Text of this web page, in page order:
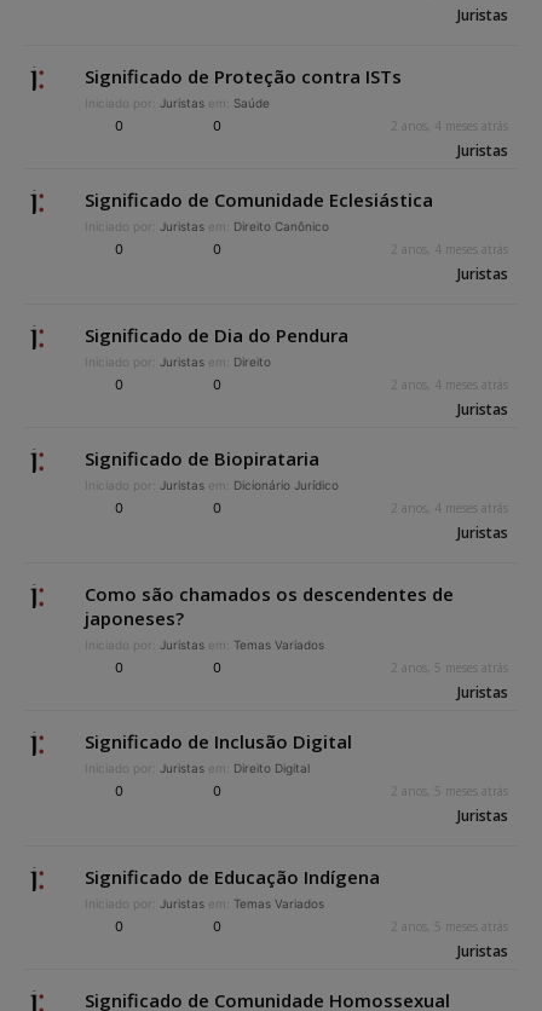
Juristas
Significado de Proteção contra ISTs
Iniciado por: Juristas em: Saúde
0 0 2 anos, 4 meses atrás
Juristas
Significado de Comunidade Eclesiástica
Iniciado por: Juristas em: Direito Canônico
0 0 2 anos, 4 meses atrás
Juristas
Significado de Dia do Pendura
Iniciado por: Juristas em: Direito
0 0 2 anos, 4 meses atrás
Juristas
Significado de Biopirataria
Iniciado por: Juristas em: Dicionário Jurídico
0 0 2 anos, 4 meses atrás
Juristas
Como são chamados os descendentes de
japoneses?
Iniciado por: Juristas em: Temas Variados
0 0 2 anos, 5 meses atrás
Juristas
Significado de Inclusão Digital
Iniciado por: Juristas em: Direito Digital
0 0 2 anos, 5 meses atrás
Juristas
Significado de Educação Indígena
Iniciado por: Juristas em: Temas Variados
0 0 2 anos, 5 meses atrás
Juristas
Significado de Comunidade Homossexual